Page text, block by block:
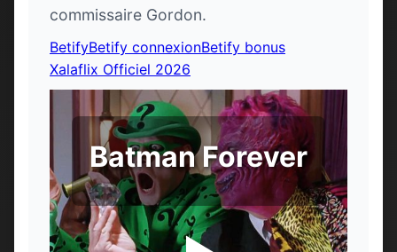
commissaire Gordon.
BetifyBetify connexionBetify bonus
Xalaflix Officiel 2026
Batman Forever